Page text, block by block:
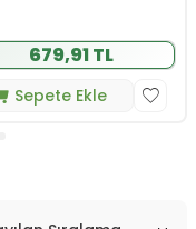
679,91 TL
Sepete Ekle